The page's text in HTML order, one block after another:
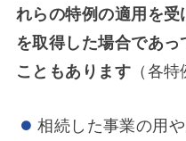
れらの特例の適用を
を取得した場合であ
こともあります （各
相続した事業の用